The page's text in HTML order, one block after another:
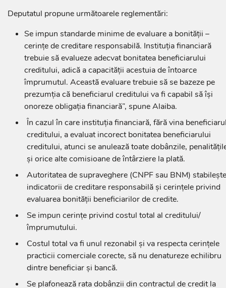
Deputatul propune următoarele reglementări:
Se impun standarde minime de evaluare a bonității –
cerințe de creditare responsabilă. Instituția financiară
trebuie să evalueze adecvat bonitatea beneficiarului
creditului, adică a capacității acestuia de întoarce
împrumutul. Această evaluare trebuie să se bazeze pe
prezumția că beneficiarul creditului va fi capabil să își
onoreze obligația financiară”, spune Alaiba.
În cazul în care instituția financiară, fără vina
creditului, a evaluat incorect bonitatea beneficiarului
creditului, atunci se anulează toate dobânzile,
și orice alte comisioane de întârziere la plată.
Autoritatea de supraveghere (CNPF sau BNM) stabilește
indicatorii de creditare responsabilă și cerințele privind
evaluarea bonității beneficiarilor de credite.
Se impun cerințe privind costul total al creditului/
împrumutului.
Costul total va fi unul rezonabil și va respecta cerințele
practicii comerciale corecte, să nu denatureze echilibru
dintre beneficiar și bancă.
Se plafonează rata dobânzii din contractul de credit la